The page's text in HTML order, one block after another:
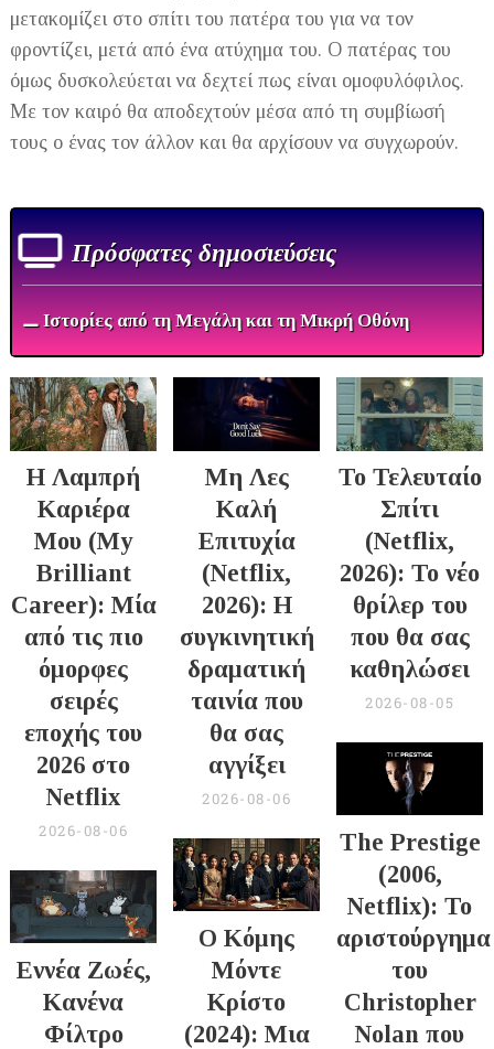
μετακομίζει στο σπίτι του πατέρα του για να τον
φροντίζει, μετά από ένα ατύχημα του. Ο πατέρας του
όμως δυσκολεύεται να δεχτεί πως είναι ομοφυλόφιλος.
Με τον καιρό θα αποδεχτούν μέσα από τη συμβίωσή
τους ο ένας τον άλλον και θα αρχίσουν να συγχωρούν.
Πρόσφατες δημοσιεύσεις
⚊ Ιστορίες από τη Μεγάλη και τη Μικρή Οθόνη
Η Λαμπρή
Καριέρα
Μου (My
Brilliant
Career): Μία
από τις πιο
όμορφες
σειρές
εποχής του
2026 στο
Netflix
2026-08-06
Μη Λες
Καλή
Επιτυχία
(Netflix,
2026): Η
συγκινητική
δραματική
ταινία που
θα σας
αγγίξει
2026-08-06
Το Τελευταίο
Σπίτι
(Netflix,
2026): Το νέο
θρίλερ του
που θα σας
καθηλώσει
2026-08-05
Εννέα Ζωές,
Κανένα
Φίλτρο
Ο Κόμης
Μόντε
Κρίστο
(2024): Μια
The Prestige
(2006,
Netflix): Το
αριστούργημα
του
Christopher
Nolan που